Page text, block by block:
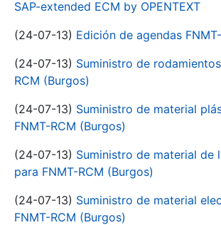
SAP-extended ECM by OPENTEXT
(24-07-13) Edición de agendas
(24-07-13) Suministro de
RCM (Burgos)
(24-07-13) Suministro de material
FNMT-RCM (Burgos)
(24-07-13) Suministro de material de
para FNMT-RCM (Burgos)
(24-07-13) Suministro de material
FNMT-RCM (Burgos)